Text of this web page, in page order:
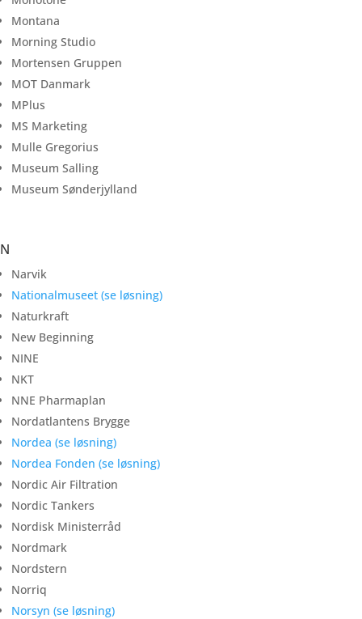
Montana
Morning Studio
Mortensen Gruppen
MOT Danmark
MPlus
MS Marketing
Mulle Gregorius
Museum Salling
Museum Sønderjylland
N
Narvik
Nationalmuseet (se løsning)
Naturkraft
New Beginning
NINE
NKT
NNE Pharmaplan
Nordatlantens Brygge
Nordea (se løsning)
Nordea Fonden (se løsning)
Nordic Air Filtration
Nordic Tankers
Nordisk Ministerråd
Nordmark
Nordstern
Norriq
Norsyn (se løsning)